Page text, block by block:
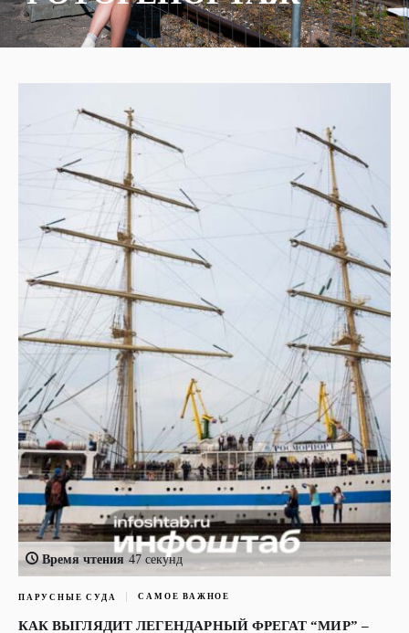
Время чтения 47 секунд
ПАРУСНЫЕ СУДА САМОЕ ВАЖНОЕ
КАК ВЫГЛЯДИТ ЛЕГЕНДАРНЫЙ ФРЕГАТ “МИР” –